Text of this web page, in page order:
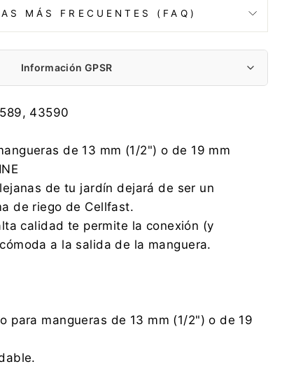
MÁS FRECUENTES (FAQ)
Información GPSR
Cell-fast Sp. z o.o.
Grabskiego 31, 37-450 Stalowa Wola
0048 13 43 210 31
Grabskiego 31, 37-450 Stalowa Wola
product@cellfast.com.pl
0048 13 43 210 31
43590
de 13 mm (1/2") o de 19 mm
de tu jardín dejará de ser un
de riego de Cellfast.
calidad te permite la conexión (y
a la salida de la manguera.
para mangueras de 13 mm (1/2") o de 19